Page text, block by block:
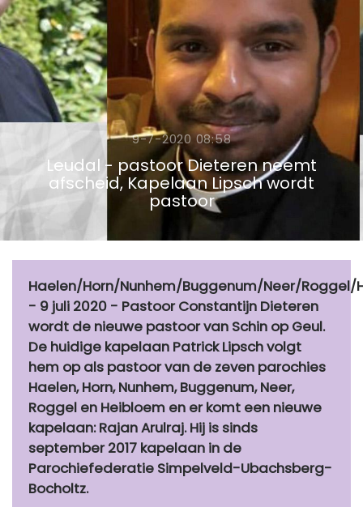
9-7-2020 08:58
Leudal - pastoor Dieteren neemt
afscheid, Kapelaan Lipsch wordt
pastoor
Haelen/Horn/Nunhem/Buggenum/Neer/Roggel/
- 9 juli 2020 - Pastoor Constantijn Dieteren
wordt de nieuwe pastoor van Schin op Geul.
De huidige kapelaan Patrick Lipsch volgt
hem op als pastoor van de zeven parochies
Haelen, Horn, Nunhem, Buggenum, Neer,
Roggel en Heibloem en er komt een nieuwe
kapelaan: Rajan Arulraj. Hij is sinds
september 2017 kapelaan in de
Parochiefederatie Simpelveld-Ubachsberg-
Bocholtz.